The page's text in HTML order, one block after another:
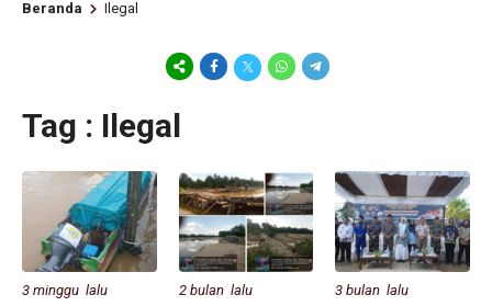
Beranda Ilegal
Tag : Ilegal
3 minggu lalu 2 bulan lalu 3 bulan lalu